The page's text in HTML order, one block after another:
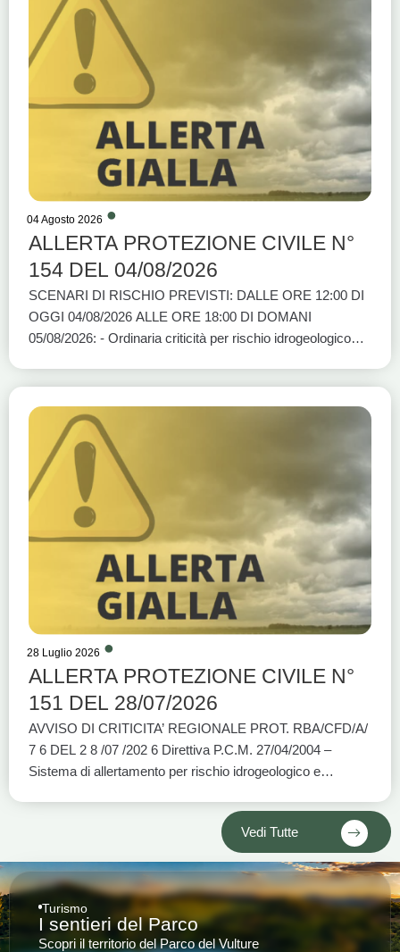
DI OGGI 07/08/2026: - Ordinaria criticità per rischio
idrogeologico per temporali: BASI A1, BASI A2, BASI C e
BASI D DALLE ORE 12:00 DI DOMANI 08/08/2026 ALLE
ORE 18:00 DI DOMANI 08/08/2026: - Ordinaria criticità
per rischio idrogeologico per temporali: BASI A1, BASI A2,
BASI C e BASI D PER CADUTA ALBERI Si invitano i
fruitori a consultare e rispettare rigorosamente le LINEE
GUIDA PER LA FRUIZIONE DELLE AREE BOSCATE
DEL PARCO REGIONALE DEL VULTURE approvate con
Deliberazione di Consiglio Direttivo n. 15 del 28/02/2025 e
pubblicate in homepage all’indirizzo www.parcovulture.it
04 Agosto 2026
ALLERTA PROTEZIONE CIVILE N°
154 DEL 04/08/2026
SCENARI DI RISCHIO PREVISTI: DALLE ORE 12:00 DI
OGGI 04/08/2026 ALLE ORE 18:00 DI DOMANI
05/08/2026: - Ordinaria criticità per rischio idrogeologico
28 Luglio 2026
ALLERTA PROTEZIONE CIVILE N°
151 DEL 28/07/2026
AVVISO DI CRITICITA’ REGIONALE PROT. RBA/CFD/A/
7 6 DEL 2 8 /07 /202 6 Direttiva P.C.M. 27/04/2004 –
Sistema di allertamento per rischio idrogeologico e
ORE 12:00 DI OGGI 28/07/2026 ALLE ORE 18:00 DI
Vedi Tutte
Turismo
I sentieri del Parco
Scopri il territorio del Parco del Vulture